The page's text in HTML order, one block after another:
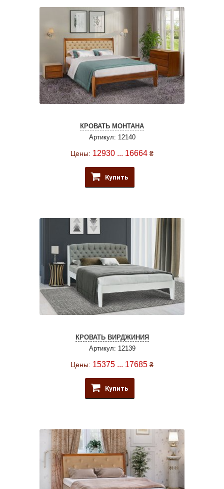
КРОВАТЬ МОНТАНА
Артикул: 12140
Цены: 12930 ... 16664 ₴
Купить
КРОВАТЬ ВИРДЖИНИЯ
Артикул: 12139
Цены: 15375 ... 17685 ₴
Купить